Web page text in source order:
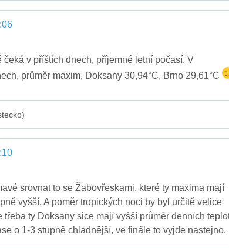
čeká v příštích dnech, příjemné letní počasí. V
průměr maxim, Doksany 30,94°C, Brno 29,61°C
srovnat to se Žabovřeskami, které ty maxima mají
vyšší. A poměr tropických noci by byl určitě velice
třeba ty Doksany sice mají vyšší průměr denních
o 1-3 stupně chladnější, ve finále to vyjde nastejno.